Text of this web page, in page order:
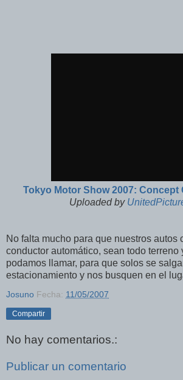
Tokyo Motor Show 2007: Concept
Uploaded by
No falta mucho para que nuestros autos
conductor automático, sean todo terreno
podamos llamar, para que solos se
estacionamiento y nos busquen en el
Josuno Fecha: 11/05/2007
Compartir
No hay comentarios.:
Publicar un comentario